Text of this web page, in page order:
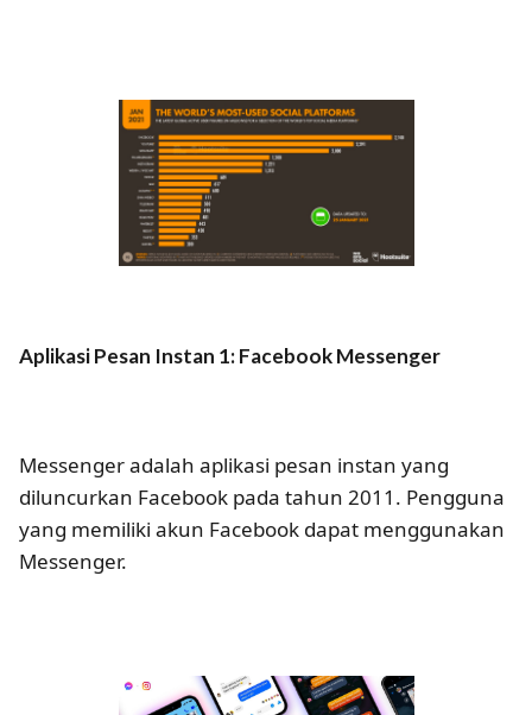
Aplikasi Pesan Instan 1: Facebook Messenger
Messenger adalah aplikasi pesan instan yang
diluncurkan Facebook pada tahun 2011. Pengguna
yang memiliki akun Facebook dapat menggunakan
Messenger.